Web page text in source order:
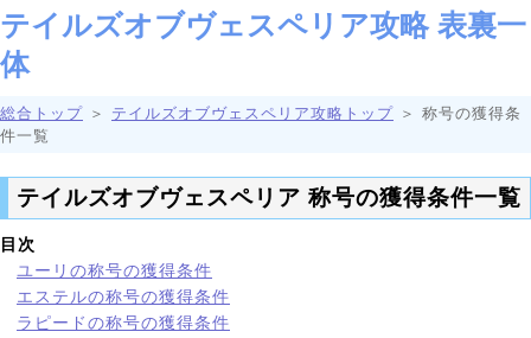
テイルズオブヴェスペリア攻略 表裏一
体
総合トップ ＞ テイルズオブヴェスペリア攻略トップ ＞ 称号の獲得条
件一覧
テイルズオブヴェスペリア 称号の獲得条件一覧
目次
ユーリの称号の獲得条件
エステルの称号の獲得条件
ラピードの称号の獲得条件